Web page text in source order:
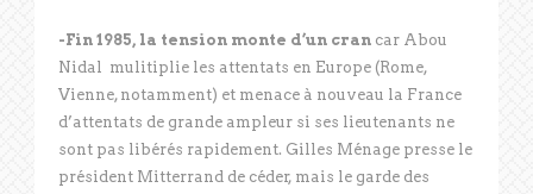
-Fin 1985, la tension monte d’un cran car Abou
Nidal mulitiplie les attentats en Europe (Rome,
Vienne, notamment) et menace à nouveau la France
d’attentats de grande ampleur si ses lieutenants ne
sont pas libérés rapidement. Gilles Ménage presse le
président Mitterrand de céder, mais le garde des